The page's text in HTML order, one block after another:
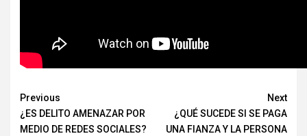
Continue
Reading
Previous
¿ES DELITO AMENAZAR POR
MEDIO DE REDES SOCIALES?
Next
¿QUÉ SUCEDE SI SE PAGA
UNA FIANZA Y LA PERSONA